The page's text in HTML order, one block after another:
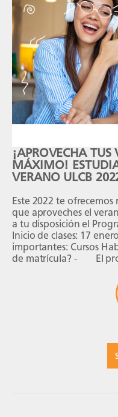
¡APROVECHA TUS
MÁXIMO!
VERANO ULCB
Este 2022 te
que aproveches el
a tu disposición el
Inicio de clases: 17
importantes: Cursos
de matrícula? - El